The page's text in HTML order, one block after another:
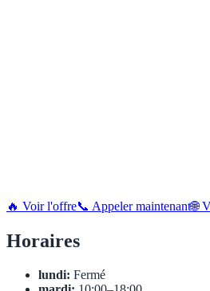
🔥 Voir l'offre📞 Appeler maintenant🌐
Horaires
lundi: Fermé